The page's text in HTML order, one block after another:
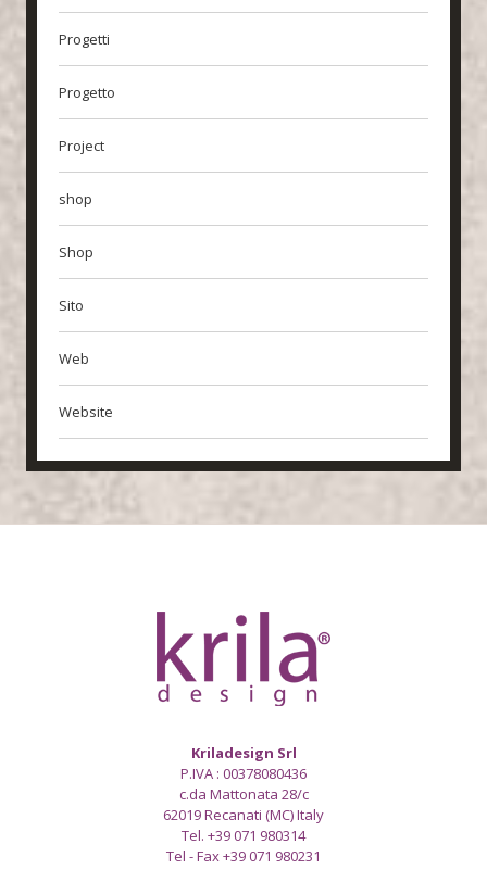
Progetti
Progetto
Project
shop
Shop
Sito
Web
Website
Kriladesign Srl
P.IVA : 00378080436
c.da Mattonata 28/c
62019 Recanati (MC) Italy
Tel. +39 071 980314
Tel - Fax +39 071 980231